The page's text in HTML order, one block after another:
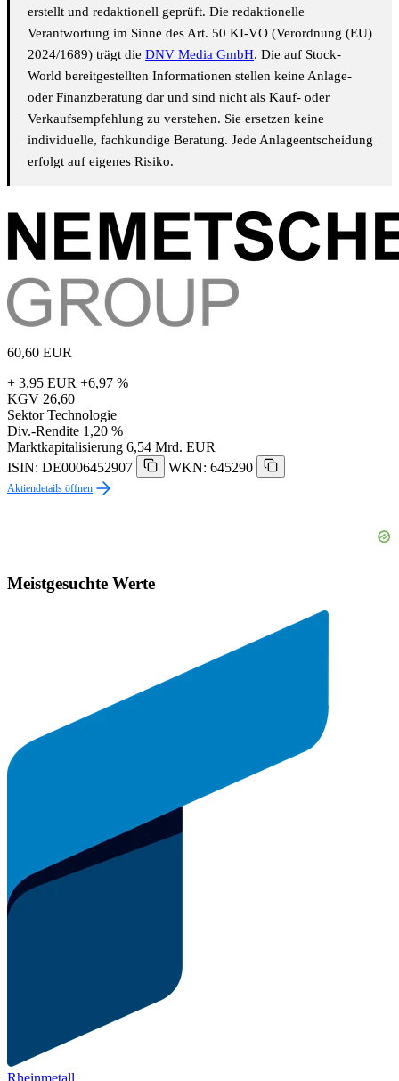
erstellt und redaktionell geprüft. Die redaktionelle
Verantwortung im Sinne des Art. 50 KI-VO (Verordnung (EU)
2024/1689) trägt die DNV Media GmbH. Die auf Stock-
World bereitgestellten Informationen stellen keine Anlage-
oder Finanzberatung dar und sind nicht als Kauf- oder
Verkaufsempfehlung zu verstehen. Sie ersetzen keine
individuelle, fachkundige Beratung. Jede Anlageentscheidung
erfolgt auf eigenes Risiko.
60,60 EUR
+ 3,95 EUR +6,97 %
KGV 26,60
Sektor Technologie
Div.-Rendite 1,20 %
Marktkapitalisierung 6,54 Mrd. EUR
ISIN: DE0006452907
WKN: 645290
Aktiendetails öffnen
Meistgesuchte Werte
Rheinmetall